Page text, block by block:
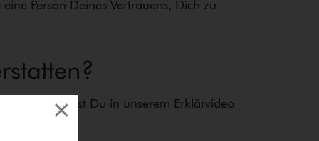
×
Person Deines Vertrauens, Dich zu
ist, erfährst Du in unserem Erklärvideo